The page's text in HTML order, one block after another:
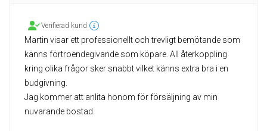
Verifierad kund
Martin visar ett professionellt och trevligt bemötande som
känns förtroendegivande som köpare. All återkoppling
kring olika frågor sker snabbt vilket känns extra bra i en
budgivning.
Jag kommer att anlita honom för försäljning av min
nuvarande bostad.